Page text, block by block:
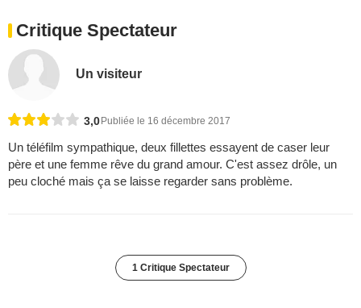
Critique Spectateur
Un visiteur
3,0 Publiée le 16 décembre 2017
Un téléfilm sympathique, deux fillettes essayent de caser leur
père et une femme rêve du grand amour. C'est assez drôle, un
peu cloché mais ça se laisse regarder sans problème.
1 Critique Spectateur